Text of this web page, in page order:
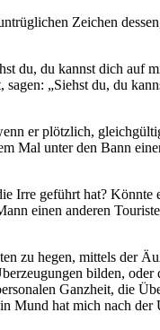
Zeichen
du, du kannst dich auf
„Siehst du, du
er plötzlich,
Mal unter den Bann
Irre geführt hat? Könnte
einen anderen
zu hegen, mittels der
bilden,
Ganzheit, die
Mund hat mich nach